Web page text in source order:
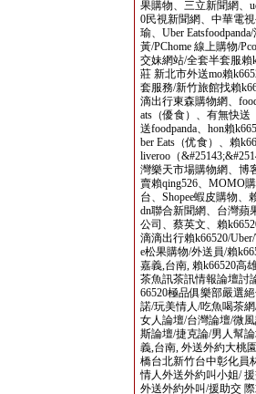
果購物、三立新聞網、
0民視新聞網、中華電
瑜、Uber
黃/PChome 線上購物/
交妹網站/全套半套服賴
莊 新北市外送mo賴
套服務/新竹旅館找賴
滴出行東森購物網、
ats（優食）、有無快送
送foodpanda、hon賴
ber Eats（优食）、賴
liveroo（
灣樂天市場購物網、博
賣賴qing526、MOMO
台、Shopee蝦皮購物、
dn聯合新聞網、台灣蘋
公司、蔡英文、賴
滴滴出行賴k66520/
e松果購物/外送員/賴
嘉義,台南, 賴k66520高
茶魚訊茶訊情報論壇討
66520極品俱樂部嚴選
諾/玩美情人/吃魚喝茶
女人論壇/台灣論壇/微
斯論壇/捷克論/男人幫
義,台南, 外送外約大桃
橋台北新竹台中彰化員
情人外送外約叫小姐/
外送外約外叫/援助交